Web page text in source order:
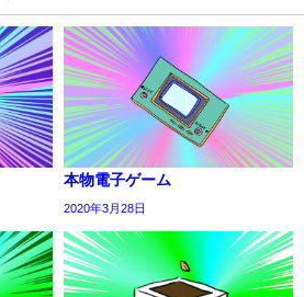
本物電子ゲーム
2020年3月28日